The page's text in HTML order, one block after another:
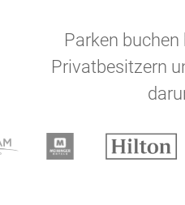
Parken
Privatbesitzern